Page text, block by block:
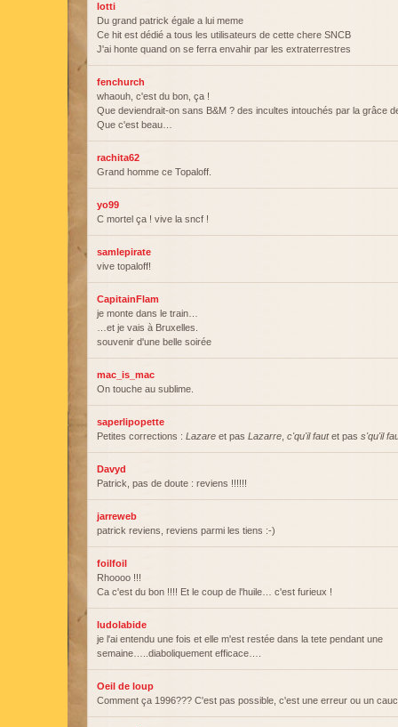
lotti
Du grand patrick égale a lui meme
Ce hit est dédié a tous les utilisateurs de cette chere SNCB
J'ai honte quand on se ferra envahir par les extraterrestres
fenchurch
whaouh, c'est du bon, ça !
Que deviendrait-on sans B&M ? des incultes intouchés par la grâce
Que c'est beau…
rachita62
Grand homme ce Topaloff.
yo99
C mortel ça ! vive la sncf !
samlepirate
vive topaloff!
CapitainFlam
je monte dans le train…
…et je vais à Bruxelles.
souvenir d'une belle soirée
mac_is_mac
On touche au sublime.
saperlipopette
Petites corrections : Lazare et pas Lazarre c'qu'il fautet pas s'qu'il
Davyd
Patrick, pas de doute : reviens !!!!!!
jarreweb
patrick reviens, reviens parmi les tiens :-)
foilfoil
Rhoooo !!!
Ca c'est du bon !!!! Et le coup de l'huile… c'est furieux !
ludolabide
je l'ai entendu une fois et elle m'est restée dans la tete pendant une
semaine…..diaboliquement efficace….
Oeil de loup
Comment ça 1996??? C'est pas possible, c'est une erreur ou un